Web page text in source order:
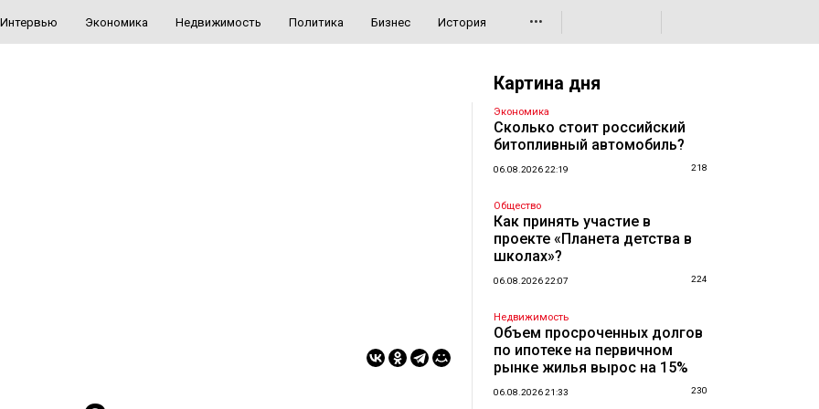
Интервью Экономика Недвижимость Политика Бизнес История •••
Картина дня
Экономика
Сколько стоит российский
битопливный автомобиль?
06.08.2026 22:19 218
Общество
Как принять участие в
проекте «Планета детства в
школах»?
06.08.2026 22:07 224
Недвижимость
Объем просроченных долгов
по ипотеке на первичном
рынке жилья вырос на 15%
06.08.2026 21:33 230